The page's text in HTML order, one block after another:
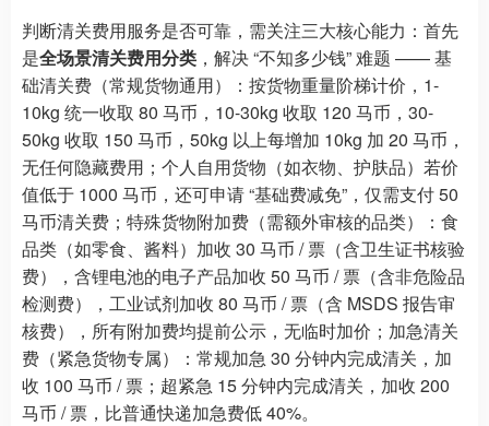
判断清关费用服务是否可靠，需关注三大核心能力：首先
是全场景清关费用分类 ，解决 “不知多少钱” 难题 —— 基
础清关费（常规货物通用）：按货物重量阶梯计价，1-
10kg 统一收取 80 马币，10-30kg 收取 120 马币，30-
50kg 收取 150 马币，50kg 以上每增加 10kg 加 20 马币，
无任何隐藏费用；个人自用货物（如衣物、护肤品）若价
值低于 1000 马币，还可申请 “基础费减免”，仅需支付 50
马币清关费；特殊货物附加费（需额外审核的品类）：食
品类（如零食、酱料）加收 30 马币 / 票（含卫生证书核验
费），含锂电池的电子产品加收 50 马币 / 票（含非危险品
检测费），工业试剂加收 80 马币 / 票（含 MSDS 报告审
核费），所有附加费均提前公示，无临时加价；加急清关
费（紧急货物专属）：常规加急 30 分钟内完成清关，加
收 100 马币 / 票；超紧急 15 分钟内完成清关，加收 200
马币 / 票，比普通快递加急费低 40%。